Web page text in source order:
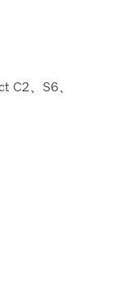
C2、S6、